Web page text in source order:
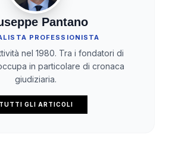
Pantano
PROFESSIONISTA
nel 1980. Tra i fondatori di
in particolare di cronaca
giudiziaria.
TUTTI GLI ARTICOLI